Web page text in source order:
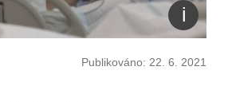
Publikováno: 22. 6. 2021